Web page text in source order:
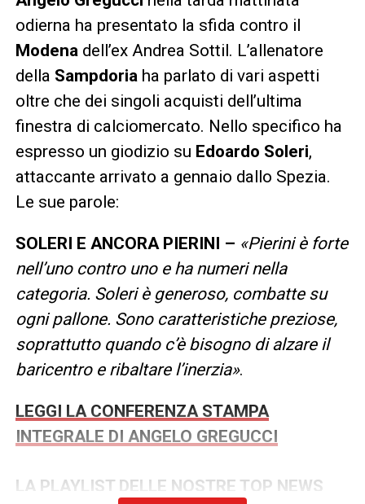
odierna ha presentato la sfida contro il
Modena dell’ex Andrea Sottil. L’allenatore
della Sampdoria ha parlato di vari aspetti
oltre che dei singoli acquisti dell’ultima
finestra di calciomercato. Nello specifico ha
espresso un giodizio su Edoardo Soleri,
attaccante arrivato a gennaio dallo Spezia.
Le sue parole:
SOLERI E ANCORA PIERINI – «Pierini è forte
nell’uno contro uno e ha numeri nella
categoria. Soleri è generoso, combatte su
ogni pallone. Sono caratteristiche preziose,
soprattutto quando c’è bisogno di alzare il
baricentro e ribaltare l’inerzia».
LEGGI LA CONFERENZA STAMPA
INTEGRALE DI ANGELO GREGUCCI
LA PLAYLIST DELLE NOSTRE TOP NEWS